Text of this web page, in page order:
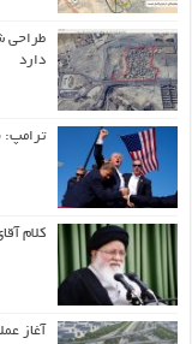
دارد
ترامپ:
کلام
آغاز